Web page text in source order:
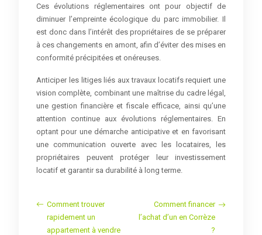
Ces évolutions réglementaires ont pour objectif de
diminuer l’empreinte écologique du parc immobilier. Il
est donc dans l’intérêt des propriétaires de se préparer
à ces changements en amont, afin d’éviter des mises en
conformité précipitées et onéreuses.
Anticiper les litiges liés aux travaux locatifs requiert une
vision complète, combinant une maîtrise du cadre légal,
une gestion financière et fiscale efficace, ainsi qu’une
attention continue aux évolutions réglementaires. En
optant pour une démarche anticipative et en favorisant
une communication ouverte avec les locataires, les
propriétaires peuvent protéger leur investissement
locatif et garantir sa durabilité à long terme.
Comment trouver
rapidement un
appartement à vendre
Comment financer
l’achat d’un en Corrèze
?